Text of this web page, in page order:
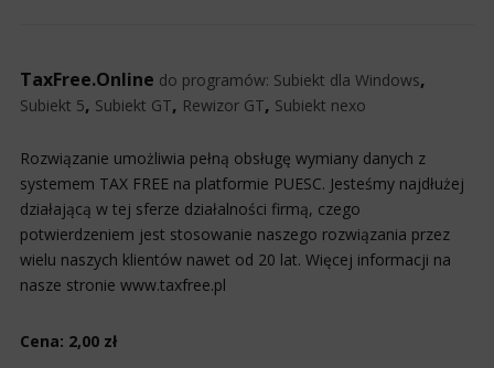
TaxFree.Online do programów: Subiekt dla Windows,
Subiekt 5, Subiekt GT, Rewizor GT, Subiekt nexo
Rozwiązanie umożliwia pełną obsługę wymiany danych z
systemem TAX FREE na platformie PUESC. Jesteśmy najdłużej
działającą w tej sferze działalności firmą, czego
potwierdzeniem jest stosowanie naszego rozwiązania przez
wielu naszych klientów nawet od 20 lat. Więcej informacji na
nasze stronie www.taxfree.pl
Cena: 2,00 zł